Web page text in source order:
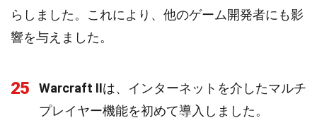
らしました。これにより、他のゲーム開発者にも影
響を与えました。
25 Warcraft IIは、インターネットを介したマルチ
プレイヤー機能を初めて導入しました。